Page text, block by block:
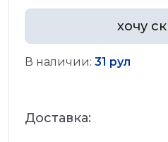
хочу
В наличии: 31 рул
Доставка: